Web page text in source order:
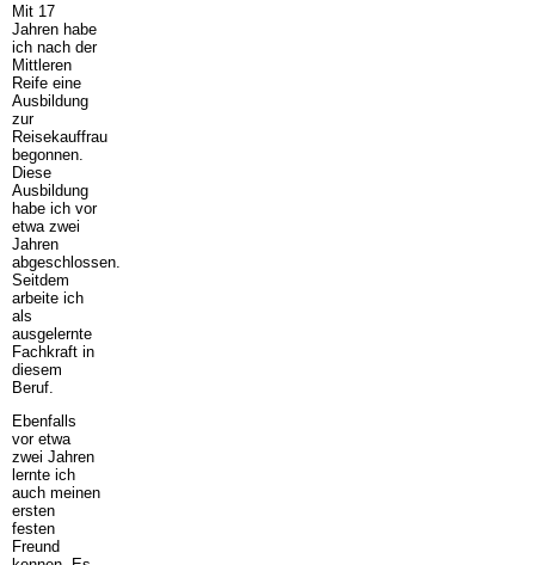
Mit 17
Jahren habe
ich nach der
Mittleren
Reife eine
Ausbildung
zur
Reisekauffrau
begonnen.
Diese
Ausbildung
habe ich vor
etwa zwei
Jahren
abgeschlossen.
Seitdem
arbeite ich
als
ausgelernte
Fachkraft in
diesem
Beruf.
Ebenfalls
vor etwa
zwei Jahren
lernte ich
auch meinen
ersten
festen
Freund